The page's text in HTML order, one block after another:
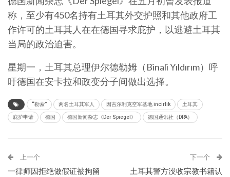
称，至少有450名持有土耳其外交护照和其他政府工
作许可的土耳其人在在德国寻求庇护，以逃避土耳其
当局的政治迫害。
星期一，土耳其总理伊尔德勒姆（Binali Yıldırım）呼
吁德国在安卡拉和政变分子间做出选择。
“勒索” 两名土耳其军人 因吉尔利克空军基地 incirlik 土耳其
庇护申请 德国 德国新闻杂志《Der Spiegel》 德国通讯社（DPA）
上一个
一律师因拒绝做假证被拘留
下一个
土耳其警方没收宗教书籍认